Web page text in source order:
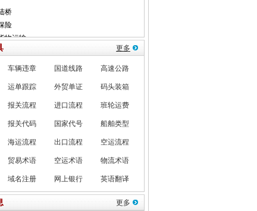
更多
车辆违章 国道线路 高速公路
运单跟踪 外贸单证 码头装箱
报关流程 进口流程 班轮运费
报关代码 国家代号 船舶类型
海运流程 出口流程 空运流程
贸易术语 空运术语 物流术语
域名注册 网上银行 英语翻译
更多